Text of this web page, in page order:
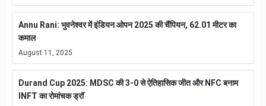
Annu Rani: भुवनेश्वर में इंडियन ओपन 2025 की चैंपियन, 62.01 मीटर का
कमाल
August 11, 2025
Durand Cup 2025: MDSC की 3-0 से ऐतिहासिक जीत और NFC बनाम
INFT का रोमांचक ड्रॉ